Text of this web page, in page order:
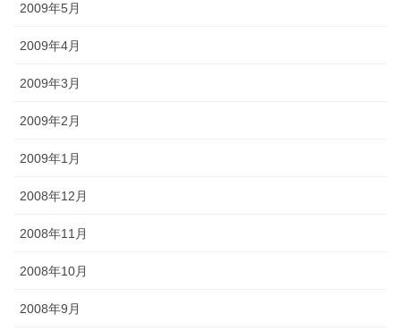
2009年5月
2009年4月
2009年3月
2009年2月
2009年1月
2008年12月
2008年11月
2008年10月
2008年9月